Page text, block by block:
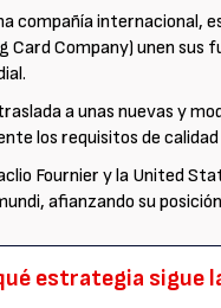
compañía internacional,
Card Company) unen sus
a unas nuevas y
los requisitos de
Fournier y la United
afianzando su
estrategia sigue